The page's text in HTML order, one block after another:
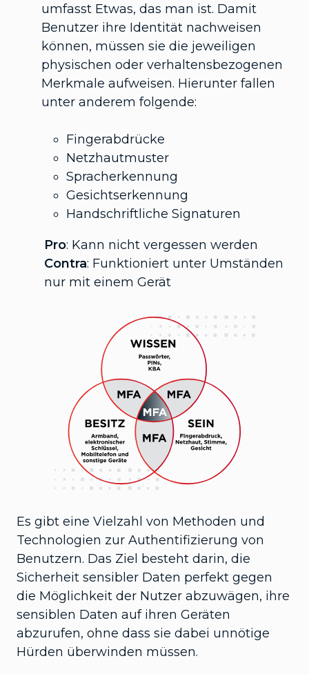
umfasst Etwas, das man ist. Damit
Benutzer ihre Identität nachweisen
können, müssen sie die jeweiligen
physischen oder verhaltensbezogenen
Merkmale aufweisen. Hierunter fallen
unter anderem folgende:
Fingerabdrücke
Netzhautmuster
Spracherkennung
Gesichtserkennung
Handschriftliche Signaturen
Pro: Kann nicht vergessen werden
Contra: Funktioniert unter Umständen
nur mit einem Gerät
Es gibt eine Vielzahl von Methoden und
Technologien zur Authentifizierung von
Benutzern. Das Ziel besteht darin, die
Sicherheit sensibler Daten perfekt gegen
die Möglichkeit der Nutzer abzuwägen, ihre
sensiblen Daten auf ihren Geräten
abzurufen, ohne dass sie dabei unnötige
Hürden überwinden müssen.